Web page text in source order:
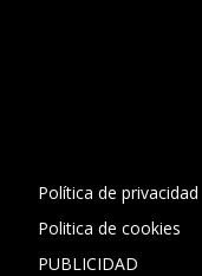
Política de privacidad
Politica de cookies
PUBLICIDAD